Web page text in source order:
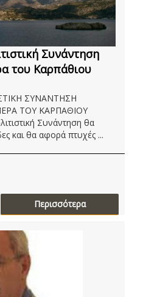
Συνάντηση
του Καρπάθιου
ΣΥΝΑΝΤΗΣΗ
ΤΟΥ ΚΑΡΠΑΘΙΟΥ
Συνάντηση θα
και θα αφορά πτυχές ...
Περισσότερα